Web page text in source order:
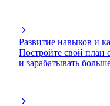
Развитие навыков и
Постройте свой план
и зарабатывать